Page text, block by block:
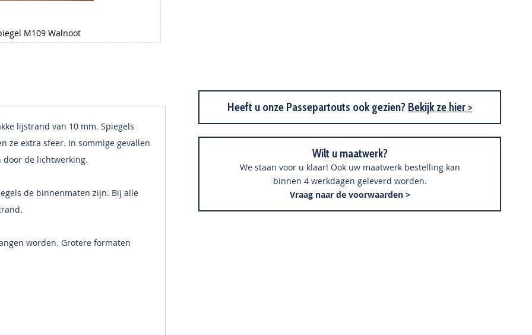
M109 Walnoot
lijstrand van 10 mm. Spiegels
ze extra sfeer. In sommige gevallen
door de lichtwerking.
de binnenmaten zijn. Bij alle
worden. Grotere formaten
Heeft u onze Passepartouts ook gezien? Bekijk ze hier >
Wilt u maatwerk?
We staan voor u klaar! Ook uw maatwerk bestelling kan
binnen 4 werkdagen geleverd worden.
Vraag naar de voorwaarden >